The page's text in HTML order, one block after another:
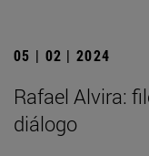
05 | 02 | 2024
Rafael Alvira:
diálogo